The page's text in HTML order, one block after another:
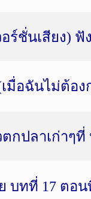
ร์ชั่นเสียง) ฟั
อฉันไม่ต้อง
กปลาเก่าๆที่
บทที่ 17 ตอน